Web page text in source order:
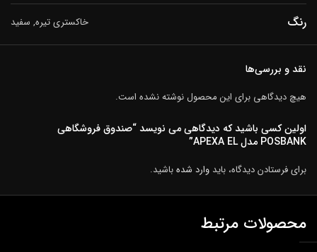
رنگ خاکستری تیره, سفید
نقد و بررسی‌ها
هیچ دیدگاهی برای این محصول نوشته نشده است.
اولین کسی باشید که دیدگاهی می نویسد “صندوق فروشگاهي
POSBANK مدل APEXA EL”
برای فرستادن دیدگاه، باید وارد شدهباشید.
محصولات مرتبط